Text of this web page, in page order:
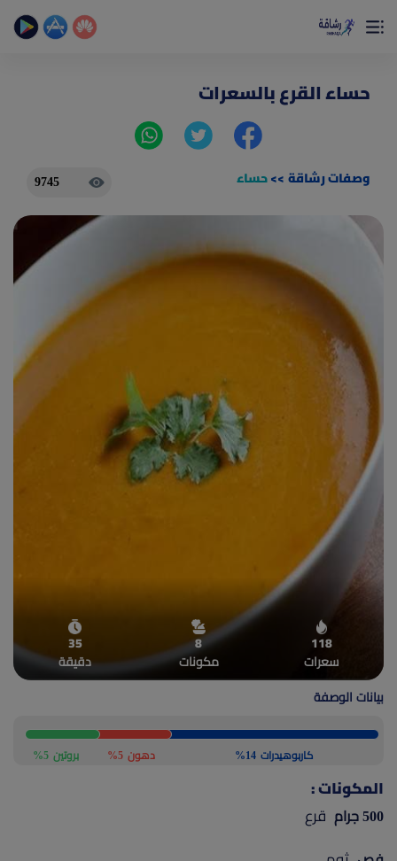
×
حساب الخطوات اليومية _ حساب السعرات _ تمارين منزلية
الصفحة الرئيسية
ادوات رشاقة
من نحن
الأسئلة الشائعة
حساء القرع بالسعرات
وصفات رشاقة>>حساء 9745
118
سعرات
8
مكونات
35
دقيقة
بيانات الوصفة
كاربوهيدرات 14% دهون 5% بروتين 5%
المكونات :
500 جرام قرع